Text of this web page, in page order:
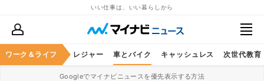
いい仕事は、いい暮らしから
ワーク＆ライフ
スケア グルメ レジャー 車とバイク キャッシュレス 次世代教育
Googleでマイナビニュースを優先表示する方法